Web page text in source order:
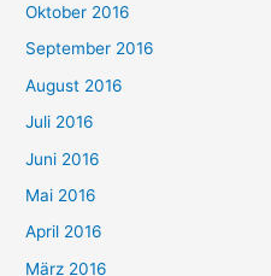
Oktober 2016
September 2016
August 2016
Juli 2016
Juni 2016
Mai 2016
April 2016
März 2016